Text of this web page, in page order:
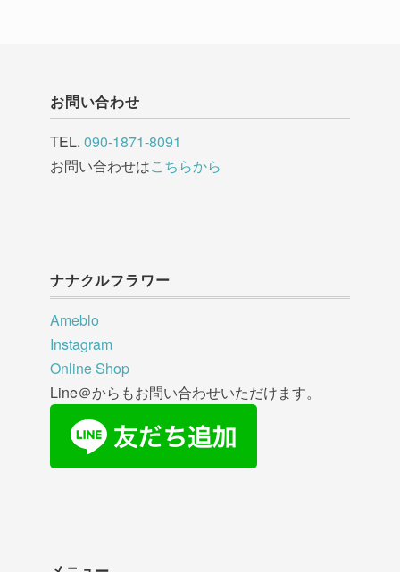
お問い合わせ
TEL. 090-1871-8091
お問い合わせはこちらから
ナナクルフラワー
Ameblo
Instagram
Online Shop
Line＠からもお問い合わせいただけます。